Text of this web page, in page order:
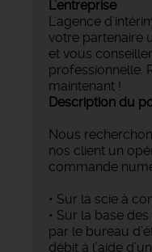
L'entreprise
L'agence
votre partenaire
et vous
professionnelle.
maintenant !
Description du
Nous
nos client un
commande
• Sur la scie à
• Sur la base
par le bureau
débit à l’aide